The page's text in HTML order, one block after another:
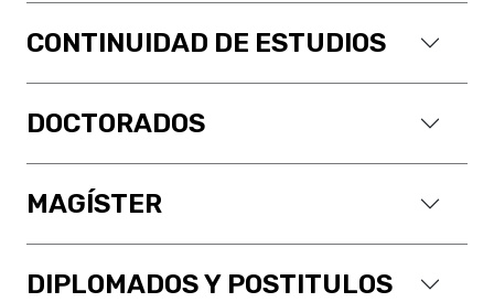
CONTINUIDAD DE ESTUDIOS
DOCTORADOS
MAGÍSTER
DIPLOMADOS Y POSTITULOS